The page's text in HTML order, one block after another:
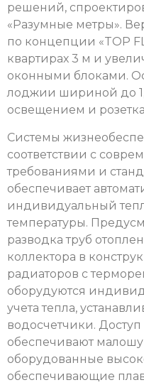
решений,
«Разумные метры».
по концепции «TOP
квартирах 3 м и
оконными блоками.
лоджии шириной до
освещением и
Системы
соответствии с
требованиями и
обеспечивает
индивидуальный
температуры.
разводка труб
коллектора в
радиаторов с
оборудуются
учета тепла,
водосчетчики.
обеспечивают
оборудованные
обеспечивающие